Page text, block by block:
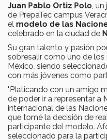
Juan Pablo Ortiz Polo ,
de PrepaTec campus
el modelo de las
celebrado en la ciudad de
Su gran talento y pasión
sobresalir como uno de
México, siendo
con más jóvenes como
"Platicando con un amigo
de poder ir a representar a
internacional de las
que tomé la decisión de
participante del modelo.
seleccionado para la